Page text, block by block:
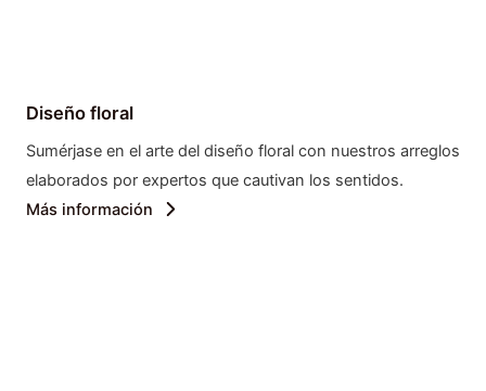
Diseño floral
Sumérjase en el arte del diseño floral con nuestros arreglos
elaborados por expertos que cautivan los sentidos.
Más información